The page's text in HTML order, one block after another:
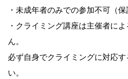
・未成年者のみでの参加不可（保
・クライミング講座は主催者に
ん。
必ず自身でクライミングに対応
い。